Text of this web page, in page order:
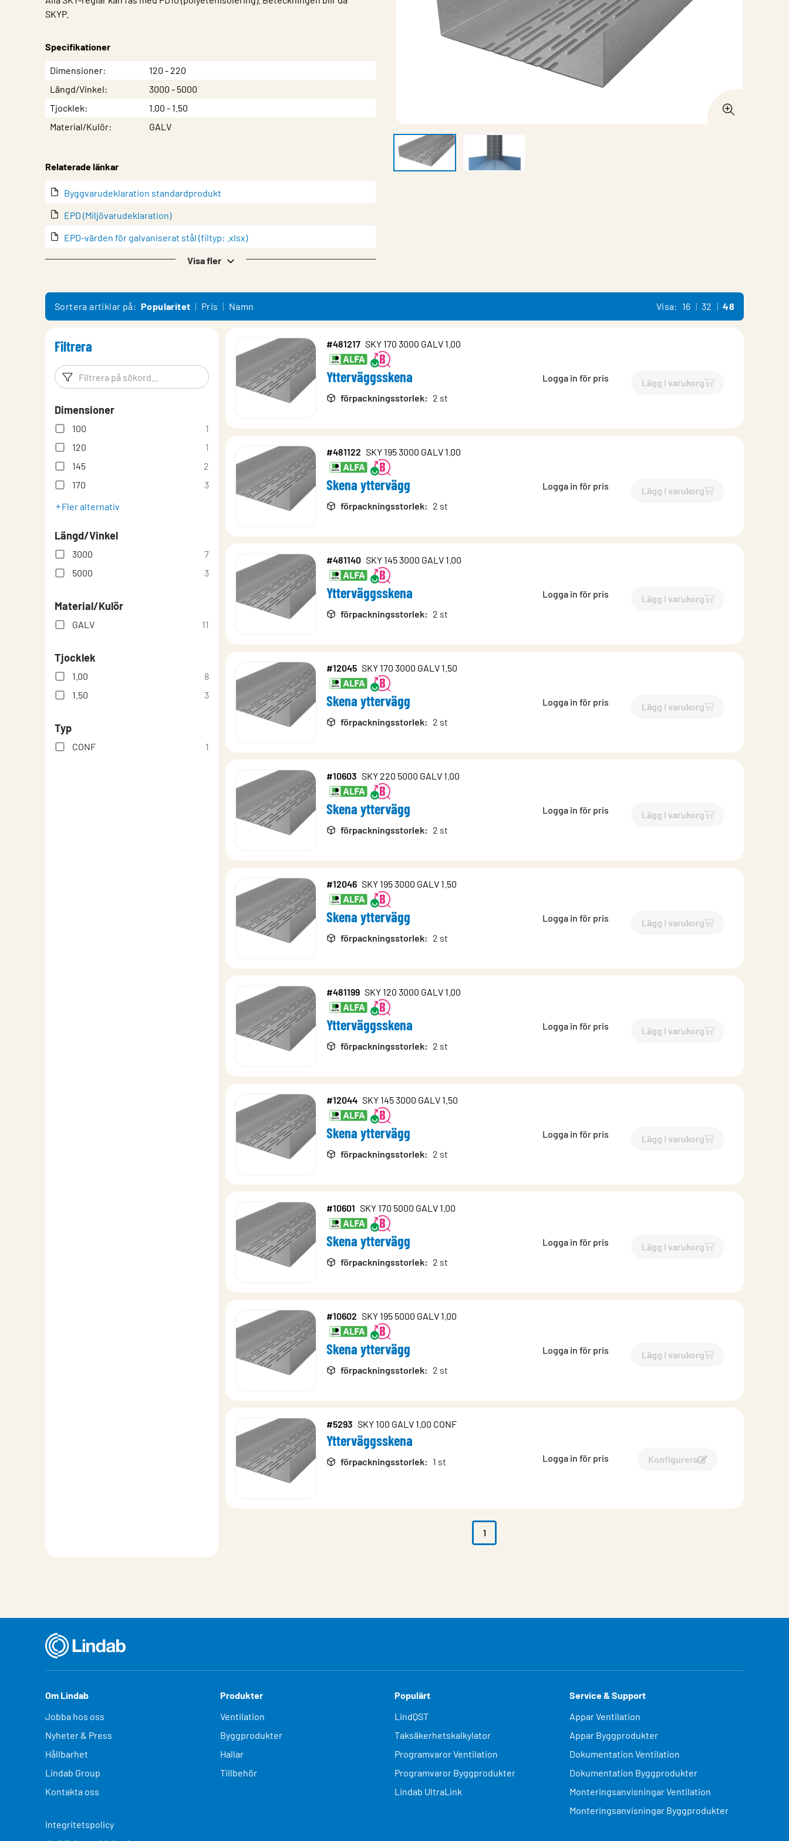
SKYP.
Specifikationer
EgenskapVärde
Dimensioner
120 - 220
Längd/Vinkel
3000 - 5000
Tjocklek
1.00 - 1.50
Material/Kulör
GALV
Relaterade länkar
Byggvarudeklaration standardprodukt
EPD (Miljövarudeklaration)
EPD-värden för galvaniserat stål (filtyp: .xlsx)
Garanti
Prestandadeklaration
Visa fler
Sortera artiklar på: Popularitet Pris Namn Visa: 16 32 48
Filtrera
Filtreringsord Filtrera produkter
Dimensioner
100
1
120
1
145
2
170
3
Fler alternativ
Längd/Vinkel
3000
7
5000
3
Material/Kulör
GALV 11
Tjocklek
1.00
8
1.50
3
Typ
CONF 1
#481217 SKY 170 3000 GALV 1.00
Ytterväggsskena
förpackningsstorlek: 2 st
Logga in för pris Lägg i varukorg
`$Lägg till
#481122 SKY 195 3000 GALV 1.00
Skena yttervägg
förpackningsstorlek: 2 st
Logga in för pris Lägg i varukorg
`$Lägg till
#481140 SKY 145 3000 GALV 1.00
Ytterväggsskena
förpackningsstorlek: 2 st
Logga in för pris Lägg i varukorg
`$Lägg till
#12045 SKY 170 3000 GALV 1.50
Skena yttervägg
förpackningsstorlek: 2 st
Logga in för pris Lägg i varukorg
`$Lägg till
#10603 SKY 220 5000 GALV 1.00
Skena yttervägg
förpackningsstorlek: 2 st
Logga in för pris Lägg i varukorg
`$Lägg till
#12046 SKY 195 3000 GALV 1.50
Skena yttervägg
förpackningsstorlek: 2 st
Logga in för pris Lägg i varukorg
`$Lägg till
#481199 SKY 120 3000 GALV 1.00
Ytterväggsskena
förpackningsstorlek: 2 st
Logga in för pris Lägg i varukorg
`$Lägg till
#12044 SKY 145 3000 GALV 1.50
Skena yttervägg
förpackningsstorlek: 2 st
Logga in för pris Lägg i varukorg
`$Lägg till
#10601 SKY 170 5000 GALV 1.00
Skena yttervägg
förpackningsstorlek: 2 st
Logga in för pris Lägg i varukorg
`$Lägg till
#10602 SKY 195 5000 GALV 1.00
Skena yttervägg
förpackningsstorlek: 2 st
Logga in för pris Lägg i varukorg
`$Lägg till
#5293 SKY 100 GALV 1.00 CONF
Ytterväggsskena
förpackningsstorlek: 1 st Logga in för pris Konfigurera
Konfigurera
1
Om Lindab
Jobba hos oss
Nyheter & Press
Hållbarhet
Lindab Group
Kontakta oss
Integritetspolicy
Produkter
Ventilation
Byggprodukter
Hallar
Tillbehör
Populärt
LindQST
Taksäkerhetskalkylator
Programvaror Ventilation
Programvaror Byggprodukter
Lindab UltraLink
Service & Support
Appar Ventilation
Appar Byggprodukter
Dokumentation Ventilation
Dokumentation Byggprodukter
Monteringsanvisningar Ventilation
Monteringsanvisningar Byggprodukter